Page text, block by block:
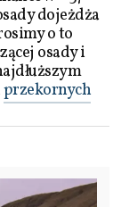
dojeżdża
o to
osady i
przekornych